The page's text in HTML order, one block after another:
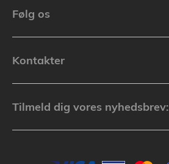
Følg os
Kontakter
Tilmeld dig vores nyhedsbrev: